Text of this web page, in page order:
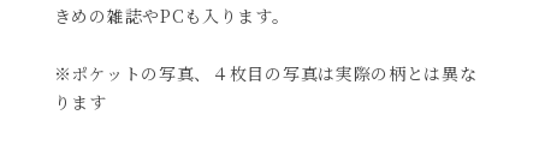
きめの雑誌やPCも入ります。
※ポケットの写真、４枚目の写真は実際の柄とは異な
ります